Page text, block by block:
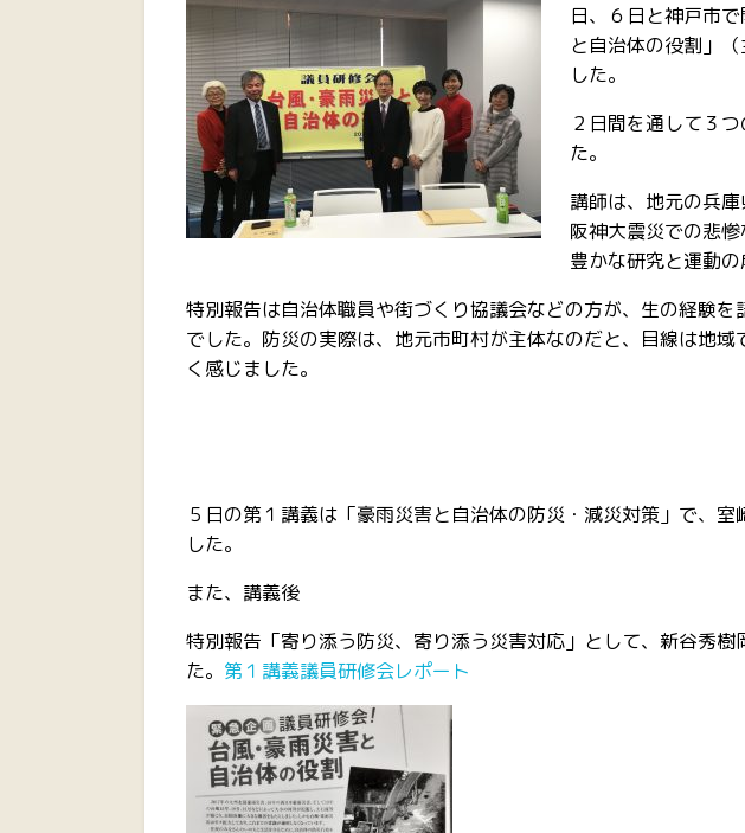
日、６日と神戸市
と自治体の役割」
した。
２日間を通して３
た。
講師は、地元の兵庫
阪神大震災での悲
豊かな研究と運動
特別報告は自治体職員や街づくり協議会などの方が、生の経験
でした。防災の実際は、地元市町村が主体なのだと、目線は地
く感じました。
５日の第１講義は「豪雨災害と自治体の防災・減災対策」で、
した。
また、講義後
特別報告「寄り添う防災、寄り添う災害対応」として、新谷秀
た。 第１講義議員研修会レポート